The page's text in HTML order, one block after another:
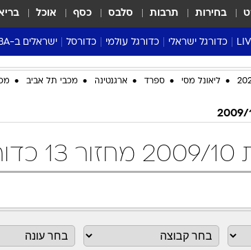
בחירות תרבות סלבס כסף אוכל
כדורגל ישראלי
ליגת העל Winner
גביע המדינה
שגרירים
נבחרות ישראל
ליגה א'
כדורגל עולמי
ליגה אנגלית
ליגה צרפתית
ליגת האלופות
דרום אמריקה
כדורסל
ליגת העל
נבחרות ישראל בכדורסל
כדורסל נשים
ישראלים ב-NBA
דני אבדיה
ליאונל מסי ספרד ארגנטינה מכבי תל אביב